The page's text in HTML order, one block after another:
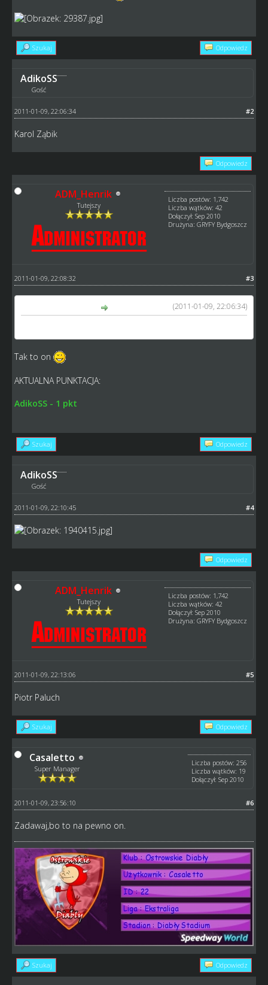
Szukaj Odpowiedz
AdikoSS
Gość
#2
2011-01-09, 22:06:34
Karol Ząbik
Odpowiedz
ADM_Henrik
Tutejszy
Liczba postów: 1,742
Liczba wątków: 42
Dołączył: Sep 2010
Drużyna: GRYFY Bydgoszcz
#3
2011-01-09, 22:08:32
(2011-01-09, 22:06:34)
Tak to on
AKTUALNA PUNKTACJA:
AdikoSS - 1 pkt
Szukaj Odpowiedz
AdikoSS
Gość
#4
2011-01-09, 22:10:45
Odpowiedz
ADM_Henrik
Tutejszy
Liczba postów: 1,742
Liczba wątków: 42
Dołączył: Sep 2010
Drużyna: GRYFY Bydgoszcz
#5
2011-01-09, 22:13:06
Piotr Paluch
Szukaj Odpowiedz
Casaletto
Super Manager
Liczba postów: 256
Liczba wątków: 19
Dołączył: Sep 2010
#6
2011-01-09, 23:56:10
Zadawaj,bo to na pewno on.
Szukaj Odpowiedz